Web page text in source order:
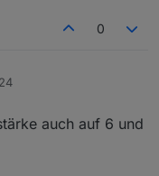
0
auch auf 6 und